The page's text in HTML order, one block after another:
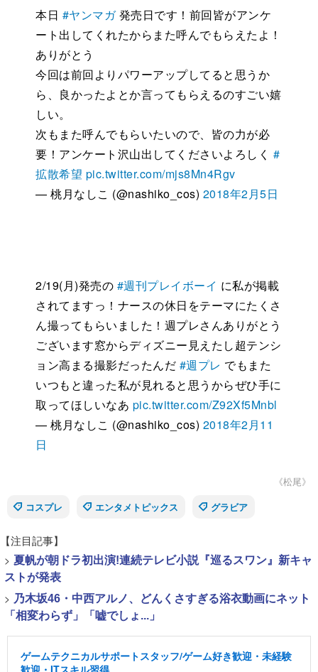
本日 #ヤンマガ発売日です！前回皆がアンケ
ート出してくれたからまた呼んでもらえたよ！
ありがとう
今回は前回よりパワーアップしてると思うか
ら、良かったよとか言ってもらえるのすごい嬉
しい。
次もまた呼んでもらいたいので、皆の力が必
要！アンケート沢山出してくださいよろしく #
拡散希望 pic.twitter.com/mjs8Mn4Rgv
— 桃月なしこ (@nashiko_cos) 2018年2月5日
2/19(月)発売の #週刊プレイボーイ に私が掲載
されてますっ！ナースの休日をテーマにたくさ
ん撮ってもらいました！週プレさんありがとう
ございます窓からディズニー見えたし超テンシ
ョン高まる撮影だったんだ #週プレ でもまた
いつもと違った私が見れると思うからぜひ手に
取ってほしいなあ pic.twitter.com/Z92Xf5Mnbl
— 桃月なしこ (@nashiko_cos) 2018年2月11
日
《松尾》
コスプレ
エンタメトピックス グラビア
【注目記事】
> 夏帆が朝ドラ初出演!連続テレビ小説『巡るスワン』新キャ
ストが発表
> 乃木坂46・中西アルノ、どんくさすぎる浴衣動画にネット
「相変わらず」「嘘でしょ...」
ゲームテクニカルサポートスタッフ/ゲーム好き歓迎・未経験
歓迎・ITスキル習得